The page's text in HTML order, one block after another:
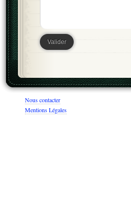
Nous contacter
Mentions Légales